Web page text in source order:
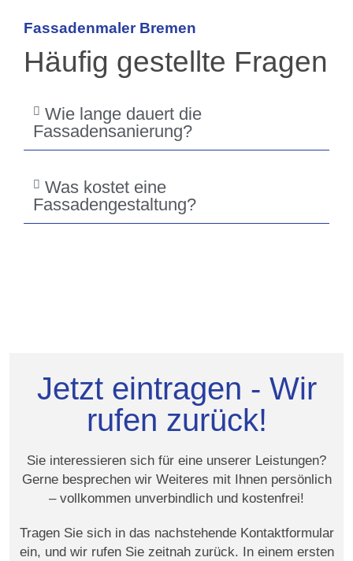
Fassadenmaler Bremen
Häufig gestellte Fragen
Wie lange dauert die
Fassadensanierung?
Was kostet eine
Fassadengestaltung?
Jetzt eintragen - Wir
rufen zurück!
Sie interessieren sich für eine unserer Leistungen?
Gerne besprechen wir Weiteres mit Ihnen persönlich
– vollkommen unverbindlich und kostenfrei!
Tragen Sie sich in das nachstehende Kontaktformular
ein, und wir rufen Sie zeitnah zurück. In einem ersten